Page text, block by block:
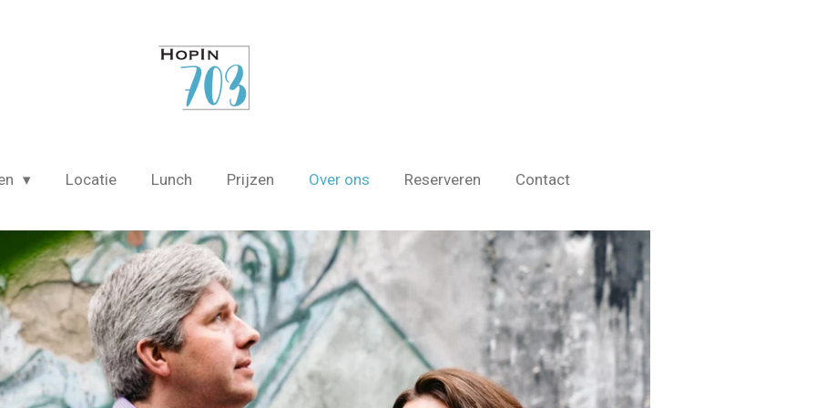
Locatie Lunch Prijzen Over ons Reserveren Contact